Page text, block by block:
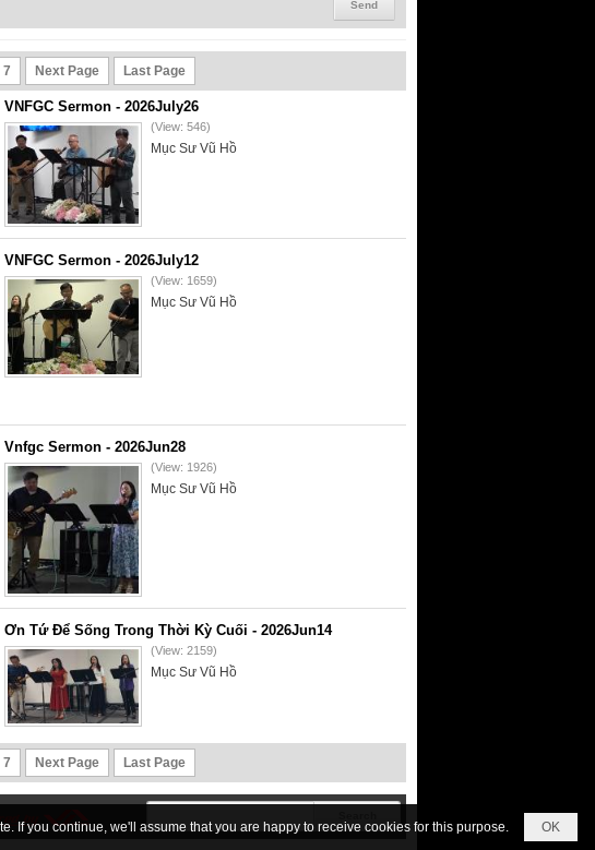
7 Next Page Last Page
VNFGC Sermon - 2026July26
(View: 546)
Mục Sư Vũ Hồ
VNFGC Sermon - 2026July12
(View: 1659)
Mục Sư Vũ Hồ
Vnfgc Sermon - 2026Jun28
(View: 1926)
Mục Sư Vũ Hồ
Ơn Tứ Để Sống Trong Thời Kỳ Cuối - 2026Jun14
(View: 2159)
Mục Sư Vũ Hồ
7 Next Page Last Page
OK
If you continue, we'll assume that you are happy to receive cookies for this purpose.